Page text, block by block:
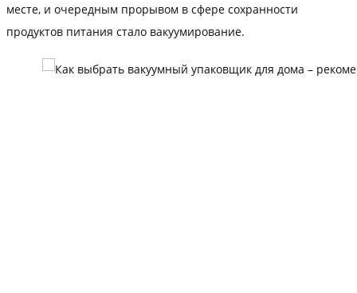
месте, и очередным прорывом в сфере сохранности
продуктов питания стало вакуумирование.